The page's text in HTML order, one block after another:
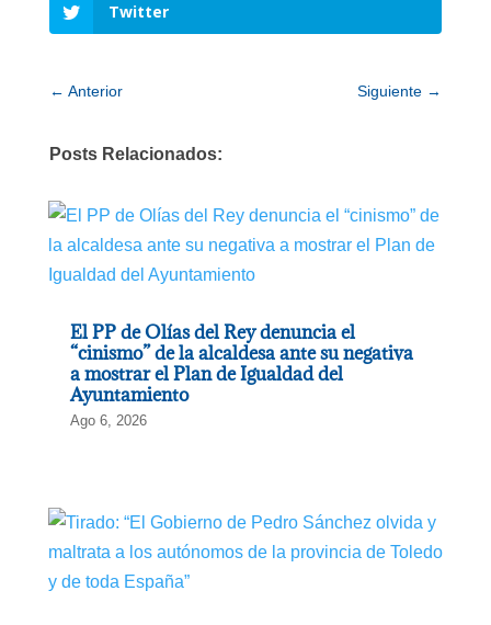
Twitter
← Anterior Siguiente →
Posts Relacionados:
El PP de Olías del Rey denuncia el
“cinismo” de la alcaldesa ante su negativa
a mostrar el Plan de Igualdad del
Ayuntamiento
Ago 6, 2026